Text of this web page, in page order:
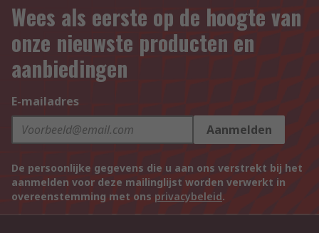
Wees als eerste op de hoogte van
onze nieuwste producten en
aanbiedingen
E-mailadres
Aanmelden
De persoonlijke gegevens die u aan ons verstrekt bij het
aanmelden voor deze mailinglijst worden verwerkt in
overeenstemming met ons privacybeleid.